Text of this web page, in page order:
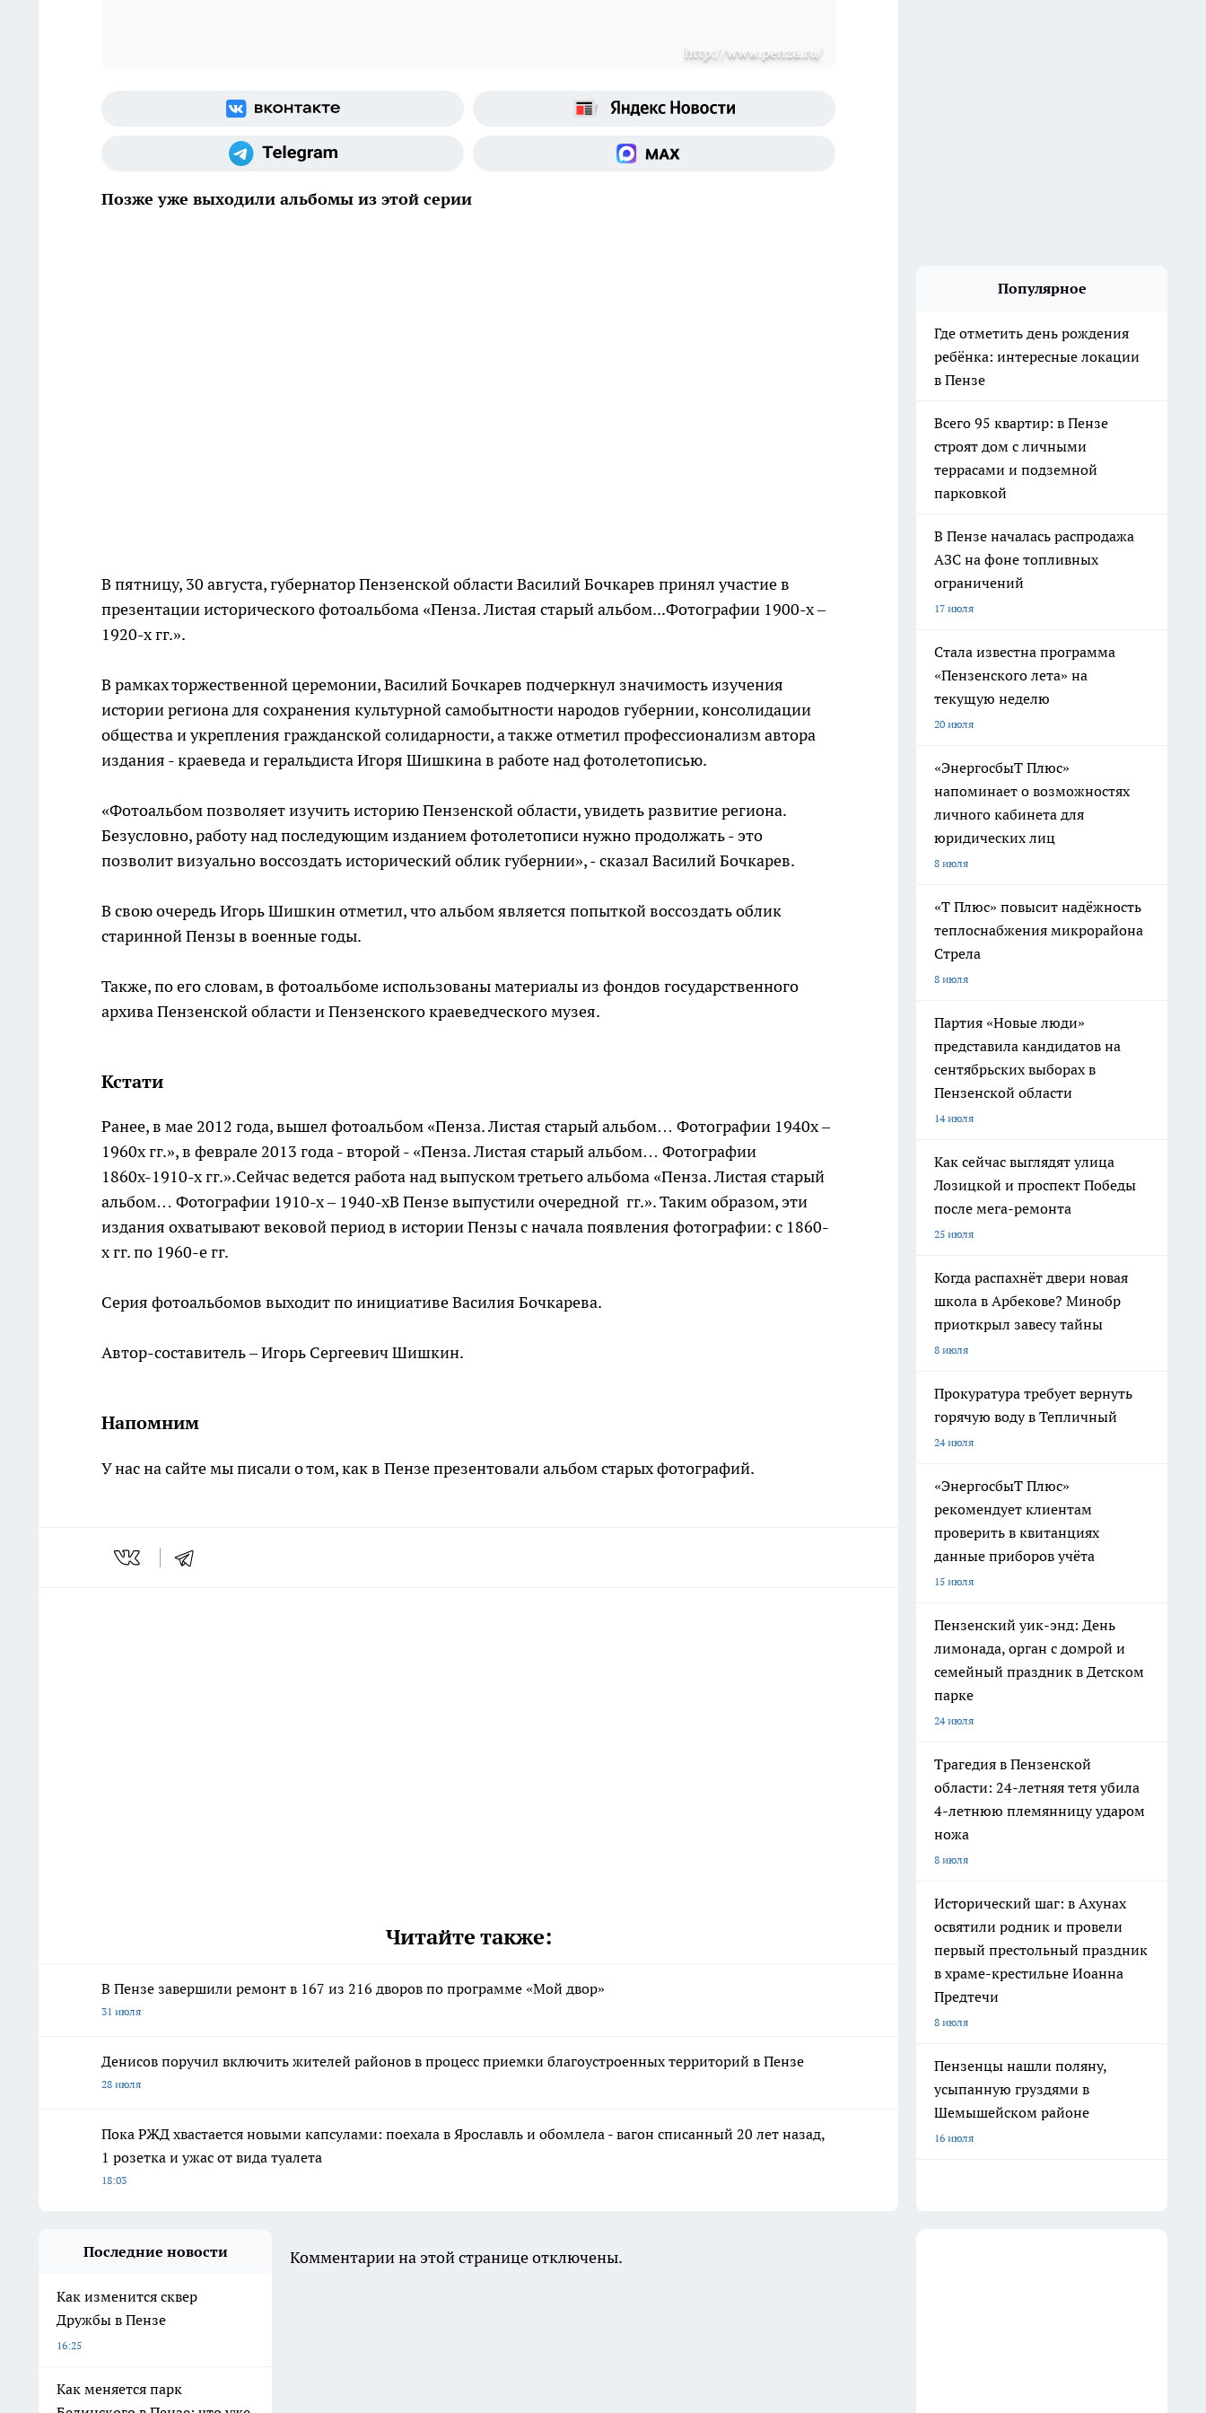
http://www.penza.ru/
Позже уже выходили альбомы из этой серии
В пятницу, 30 августа, губернатор Пензенской области Василий Бочкарев принял участие в
презентации исторического фотоальбома «Пенза. Листая старый альбом...Фотографии 1900-х –
1920-х гг.».
В рамках торжественной церемонии, Василий Бочкарев подчеркнул значимость изучения
истории региона для сохранения культурной самобытности народов губернии, консолидации
общества и укрепления гражданской солидарности, а также отметил профессионализм автора
издания - краеведа и геральдиста Игоря Шишкина в работе над фотолетописью.
«Фотоальбом позволяет изучить историю Пензенской области, увидеть развитие региона.
Безусловно, работу над последующим изданием фотолетописи нужно продолжать - это
позволит визуально воссоздать исторический облик губернии», - сказал Василий Бочкарев.
В свою очередь Игорь Шишкин отметил, что альбом является попыткой воссоздать облик
старинной Пензы в военные годы.
Также, по его словам, в фотоальбоме использованы материалы из фондов государственного
архива Пензенской области и Пензенского краеведческого музея.
Кстати
Ранее, в мае 2012 года, вышел фотоальбом «Пенза. Листая старый альбом… Фотографии 1940х –
1960х гг.», в феврале 2013 года - второй - «Пенза. Листая старый альбом… Фотографии
1860х-1910-х гг.».Сейчас ведется работа над выпуском третьего альбома «Пенза. Листая старый
альбом… Фотографии 1910-х – 1940-хВ Пензе выпустили очередной гг.». Таким образом, эти
издания охватывают вековой период в истории Пензы с начала появления фотографии: с 1860-
х гг. по 1960-е гг.
Серия фотоальбомов выходит по инициативе Василия Бочкарева.
Автор-составитель – Игорь Сергеевич Шишкин.
Напомним
У нас на сайте мы писали о том, как в Пензе презентовали альбом старых фотографий.
Читайте также:
В Пензе завершили ремонт в 167 из 216 дворов по программе «Мой двор»
31 июля
Денисов поручил включить жителей районов в процесс приемки благоустроенных территорий в Пензе
28 июля
Пока РЖД хвастается новыми капсулами: поехала в Ярославль и обомлела - вагон списанный 20 лет назад,
1 розетка и ужас от вида туалета
18:03
Популярное
Где отметить день рождения
ребёнка: интересные локации
в Пензе
Всего 95 квартир: в Пензе
строят дом с личными
террасами и подземной
парковкой
В Пензе началась распродажа
АЗС на фоне топливных
ограничений
17 июля
Стала известна программа
«Пензенского лета» на
текущую неделю
20 июля
«ЭнергосбыТ Плюс»
напоминает о возможностях
личного кабинета для
юридических лиц
8 июля
«Т Плюс» повысит надёжность
теплоснабжения микрорайона
Стрела
8 июля
Партия «Новые люди»
представила кандидатов на
сентябрьских выборах в
Пензенской области
14 июля
Как сейчас выглядят улица
Лозицкой и проспект Победы
после мега-ремонта
25 июля
Когда распахнёт двери новая
школа в Арбекове? Минобр
приоткрыл завесу тайны
8 июля
Прокуратура требует вернуть
горячую воду в Тепличный
24 июля
«ЭнергосбыТ Плюс»
рекомендует клиентам
проверить в квитанциях
данные приборов учёта
15 июля
Пензенский уик-энд: День
лимонада, орган с домрой и
семейный праздник в Детском
парке
24 июля
Трагедия в Пензенской
области: 24-летняя тетя убила
4-летнюю племянницу ударом
ножа
8 июля
Исторический шаг: в Ахунах
освятили родник и провели
первый престольный праздник
в храме-крестильне Иоанна
Предтечи
8 июля
Пензенцы нашли поляну,
усыпанную груздями в
Шемышейском районе
16 июля
Последние новости
Как изменится сквер
Дружбы в Пензе
16:25
Как меняется парк
Комментарии на этой странице отключены.